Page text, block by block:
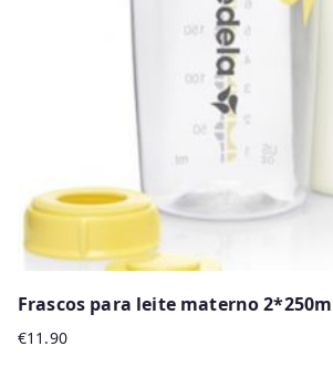
Frascos para leite materno
€11.90